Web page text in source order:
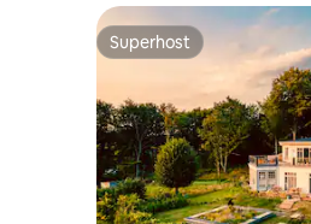
Superhost
Superhost